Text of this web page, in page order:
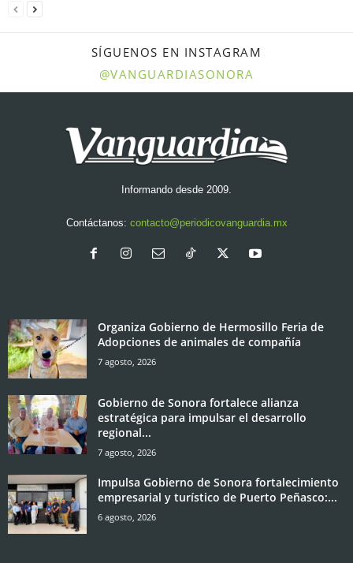
SÍGUENOS EN INSTAGRAM
@VANGUARDIASONORA
Informando desde 2009.
Contáctanos: contacto@periodicovanguardia.mx
Organiza Gobierno de Hermosillo Feria de
Adopciones de animales de compañía
7 agosto, 2026
Gobierno de Sonora fortalece alianza
estratégica para impulsar el desarrollo
regional...
7 agosto, 2026
Impulsa Gobierno de Sonora fortalecimiento
empresarial y turístico de Puerto Peñasco:...
6 agosto, 2026